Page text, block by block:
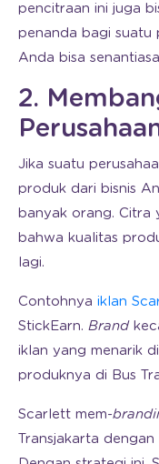
pencitraan ini juga
penanda bagi suatu
Anda bisa
2.
Jika suatu
produk dari bisnis
banyak orang. Citra
bahwa kualitas
lagi.
Contohnya iklan
StickEarn. Brand
iklan yang menarik
produknya di Bus
Scarlett mem-
Transjakarta